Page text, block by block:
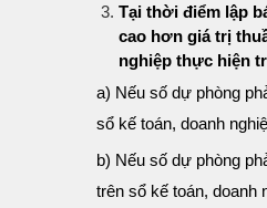
Tại thời điểm lập
cao hơn giá trị
nghiệp thực hiện
a) Nếu số dự phòng
sổ kế toán, doanh
b) Nếu số dự phòng
trên sổ kế toán, doanh